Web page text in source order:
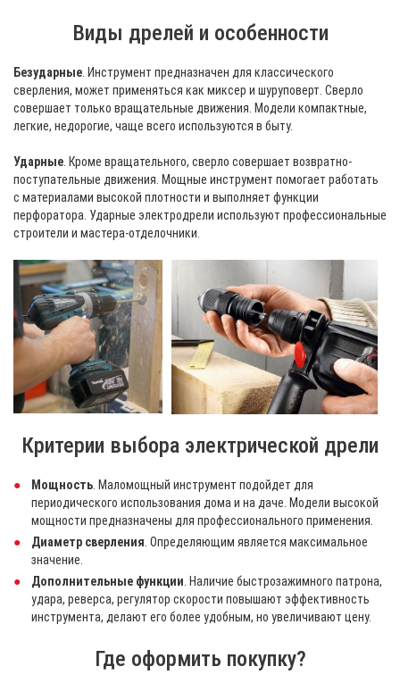
Виды дрелей и особенности
Безударные . Инструмент предназначен для классического
сверления, может применяться как миксер и шуруповерт. Сверло
совершает только вращательные движения. Модели компактные,
легкие, недорогие, чаще всего используются в быту.
Ударные . Кроме вращательного, сверло совершает возвратно-
поступательные движения. Мощные инструмент помогает работать
с материалами высокой плотности и выполняет функции
перфоратора. Ударные электродрели используют профессиональные
строители и мастера-отделочники.
Критерии выбора электрической дрели
Мощность . Маломощный инструмент подойдет для
периодического использования дома и на даче. Модели высокой
мощности предназначены для профессионального применения.
Диаметр сверления . Определяющим является максимальное
значение.
Дополнительные функции . Наличие быстрозажимного патрона,
удара, реверса, регулятор скорости повышают эффективность
инструмента, делают его более удобным, но увеличивают цену.
Где оформить покупку?